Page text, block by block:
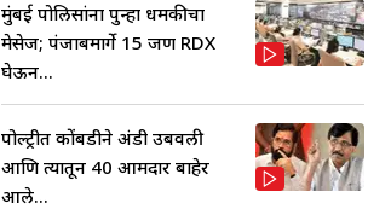
मुंबई पोलिसांना पुन्हा धमकीचा
मेसेज; पंजाबमार्गे 15 जण RDX
घेऊन...
पोल्ट्रीत कोंबडीने अंडी उबवली
आणि त्यातून 40 आमदार बाहेर
आले...